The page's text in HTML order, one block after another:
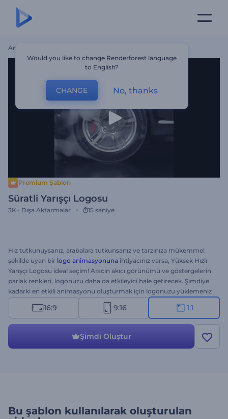
Ana Sayfa
Premium Şablon
Süratli Yarışçı Logosu
3K+ Dışa Aktarmalar 15 saniye
Hız tutkunuysanız, arabalara tutkunsanız ve tarzınıza mükemmel
şekilde uyan bir logo animasyonuna ihtiyacınız varsa, Yüksek Hızlı
Yarışçı Logosu ideal seçim! Aracın akıcı görünümü ve göstergelerin
parlak renkleri, logonuzu daha da etkileyici hale getirecek. Şimdiye
kadarki en etkili animasyonu oluşturmak için logonuzu yüklemeniz
yeterli. TV reklamları, YouTube kanalları, sunum girişleri ve daha
fazlası için mükemmel. Bu yepyeni şablonu hemen deneyin! Bu
16:9 9:16 1:1
Şi̇mdi̇ Oluştur
Bu şablon kullanılarak oluşturulan
Would you like to change Renderforest language
to English?
CHANGE No, thanks